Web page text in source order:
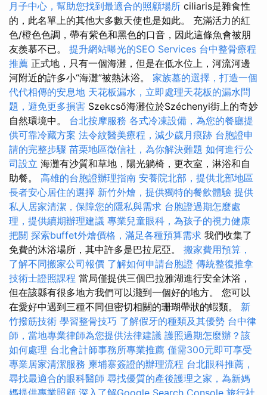
月子中心，幫助您找到最適合的照顧場所 ciliaris是雜食性
的，此名單上的其他大多數天使也是如此。 充滿活力的紅
色/橙色色調，帶有紫色和黑色的口音，因此這條魚會被朋
友羨慕不已。 提升網站曝光的SEO Services 台中整骨療程
推薦 正式地，只有一個海灘，但是在低水位上，河流河邊
河附近的許多小“海灘”被熱沐浴。 家族墓的選擇，打造一個
代代相傳的安息地 天花板漏水，立即處理天花板的漏水問
題，避免更多損害 Szekcső海灘位於Széchenyi街上的奇妙
自然環境中。 台北按摩服務 各式冷凍設備，為您的餐廳提
供可靠冷藏方案 法令紋醫美療程，減少歲月痕跡 台胞證申
請的完整步驟 苗栗地區徵信社，為你解決難題 如何進行公
司設立 海灘有沙質和草地，陽光躺椅，更衣室，淋浴和自
助餐。 高雄的台胞證辦理指南 安養院北部，提供北部地區
長者安心居住的選擇 新竹外燴，提供獨特的餐飲體驗 提供
私人居家清潔，保障您的隱私與需求 台胞證過期怎麼處
理，提供續期辦理建議 專業兒童眼科，為孩子的視力健康
把關 探索buffet外燴價格，滿足各種預算需求 我們收集了
免費的沐浴場所，其中許多是巴拉尼亞。 搬家費用預算，
了解不同搬家公司報價 了解如何申請台胞證 傳統整復推拿
技術士證照課程 當局僅提供三個巴拉雅湖進行安全沐浴，
但在該縣有很多地方我們可以濺到一個好的地方。 您可以
在愛好中遇到三種不同但密切相關的珊瑚帶狀的蝦類。 新
竹撥筋技術 學習整骨技巧 了解假牙的種類及其優勢 台中律
師，當地專業律師為您提供法律建議 護照過期怎麼辦？該
如何處理 台北會計師事務所專業推薦 僅需300元即可享受
專業居家清潔服務 柬埔寨簽證的辦理流程 台北眼科推薦，
尋找最適合的眼科醫師 尋找優質的產後護理之家，為新媽
媽提供專業照顧 深入了解Google Search Console 旅行社